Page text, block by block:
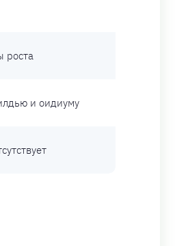
роста
и оидиуму